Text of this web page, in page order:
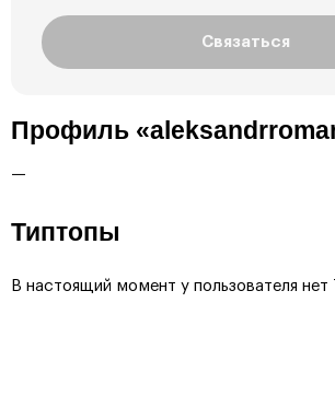
Связаться
Профиль
—
Типтопы
В настоящий момент у пользователя нет